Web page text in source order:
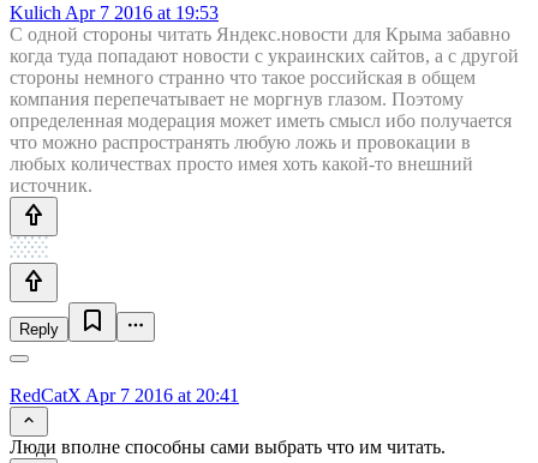
Kulich Apr 7 2016 at 19:53
С одной стороны читать Яндекс.новости для Крыма забавно
когда туда попадают новости с украинских сайтов, а с другой
стороны немного странно что такое российская в общем
компания перепечатывает не моргнув глазом. Поэтому
определенная модерация может иметь смысл ибо получается
что можно распространять любую ложь и провокации в
любых количествах просто имея хоть какой-то внешний
источник.
Reply
RedCatX Apr 7 2016 at 20:41
Люди вполне способны сами выбрать что им читать.